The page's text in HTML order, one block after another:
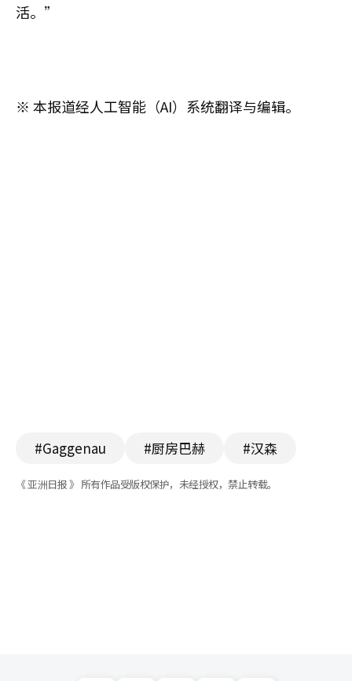
活。”
※ 本报道经人工智能（AI）系统翻译与编辑。
#Gaggenau #厨房巴赫 #汉森
《 亚洲日报 》 所有作品受版权保护，未经授权，禁止转载。